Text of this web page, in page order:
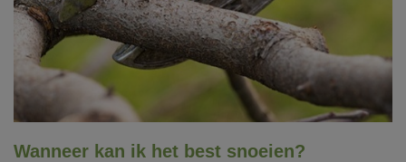
Wanneer kan ik het best snoeien?